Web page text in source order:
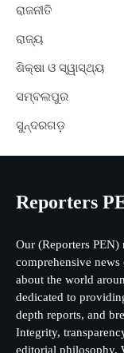
ରାଜନୀତି
ରାଜ୍ୟ
ଶିକ୍ଷା ଓ ସ୍ୱାସ୍ଥ୍ୟ
ସମ୍ବଲପୁର
ସୁନ୍ଦରଗଡ଼
Reporters
Our (Reporters
comprehensive
about the world
dedicated to
depth reports, and
Integrity,
editorial philosophy.